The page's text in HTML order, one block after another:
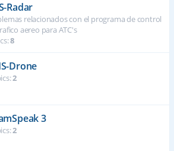
Radar
relacionados con el programa de control
aereo para ATC's
8
Drone
2
3
2